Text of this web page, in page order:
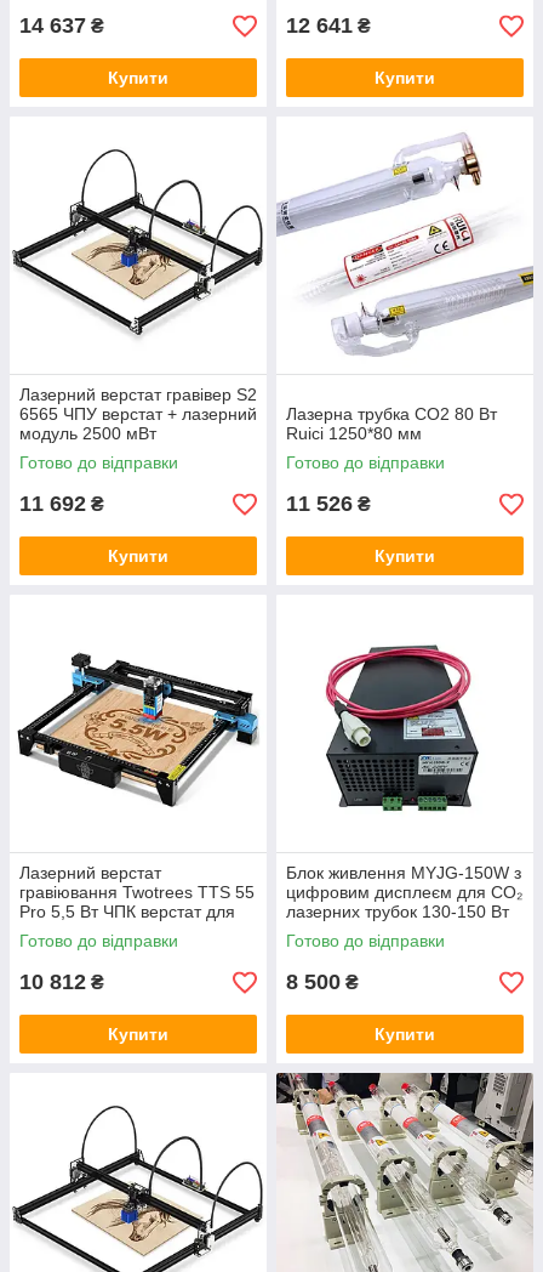
14 637 ₴
Купити
12 641 ₴
Купити
Лазерний верстат гравівер S2
6565 ЧПУ верстат + лазерний
модуль 2500 мВт
Готово до відправки
11 692 ₴
Купити
Лазерна трубка CO2 80 Вт
Ruici 1250*80 мм
Готово до відправки
11 526 ₴
Купити
Лазерний верстат
гравіювання Twotrees TTS 55
Pro 5,5 Вт ЧПК верстат для
лазерного гравіювання
300*300 мм
Готово до відправки
10 812 ₴
Купити
Блок живлення MYJG-150W з
цифровим дисплеєм для CO₂
лазерних трубок 130-150 Вт
Готово до відправки
8 500 ₴
Купити